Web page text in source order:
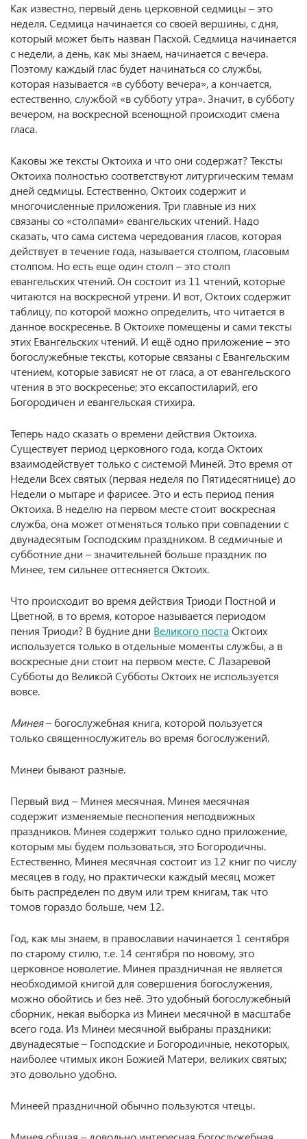
Как известно, первый день церковной седмицы – это
неделя. Седмица начинается со своей вершины, с дня,
который может быть назван Пасхой. Седмица начинается
с недели, а день, как мы знаем, начинается с вечера.
Поэтому каждый глас будет начинаться со службы,
которая называется «в субботу вечера», а кончается,
естественно, службой «в субботу утра». Значит, в субботу
вечером, на воскресной всенощной происходит смена
гласа.
Каковы же тексты Октоиха и что они содержат? Тексты
Октоиха полностью соответствуют литургическим темам
дней седмицы. Естественно, Октоих содержит и
многочисленные приложения. Три главные из них
связаны со «столпами» евангельских чтений. Надо
сказать, что сама система чередования гласов, которая
действует в течение года, называется столпом, гласовым
столпом. Но есть еще один столп – это столп
евангельских чтений. Он состоит из 11 чтений, которые
читаются на воскресной утрени. И вот, Октоих содержит
таблицу, по которой можно определить, что читается в
данное воскресенье. В Октоихе помещены и сами тексты
этих Евангельских чтений. И ещё одно приложение – это
богослужебные тексты, которые связаны с Евангельским
чтением, которые зависят не от гласа, а от евангельского
чтения в это воскресенье; это ексапостиларий, его
Богородичен и евангельская стихира.
Теперь надо сказать о времени действия Октоиха.
Существует период церковного года, когда Октоих
взаимодействует только с системой Миней. Это время от
Недели Всех святых (первая неделя по Пятидесятнице) до
Недели о мытаре и фарисее. Это и есть период пения
Октоиха. В неделю на первом месте стоит воскресная
служба, она может отменяться только при совпадении с
двунадесятым Господским праздником. В седмичные и
субботние дни – значительней больше праздник по
Минее, тем сильнее оттесняется Октоих.
Что происходит во время действия Триоди Постной и
Цветной, в то время, которое называется периодом
пения Триоди? В будние дни Великого поста Октоих
используется только в отдельные моменты службы, а в
воскресные дни стоит на первом месте. С Лазаревой
Субботы до Великой Субботы Октоих не используется
вовсе.
Минея– богослужебная книга, которой пользуется
только священнослужитель во время богослужений.
Минеи бывают разные.
Первый вид – Минея месячная. Минея месячная
содержит изменяемые песнопения неподвижных
праздников. Минея содержит только одно приложение,
которым мы будем пользоваться, это Богородичны.
Естественно, Минея месячная состоит из 12 книг по числу
месяцев в году, но практически каждый месяц может
быть распределен по двум или трем книгам, так что
томов гораздо больше, чем 12.
Год, как мы знаем, в православии начинается 1 сентября
по старому стилю, т.е. 14 сентября по новому, это
церковное новолетие. Минея праздничная не является
необходимой книгой для совершения богослужения,
можно обойтись и без неё. Это удобный богослужебный
сборник, некая выборка из Минеи месячной в масштабе
всего года. Из Минеи месячной выбраны праздники:
двунадесятые – Господские и Богородичные, некоторых,
наиболее чтимых икон Божией Матери, великих святых;
это довольно удобно.
Минеей праздничной обычно пользуются чтецы.